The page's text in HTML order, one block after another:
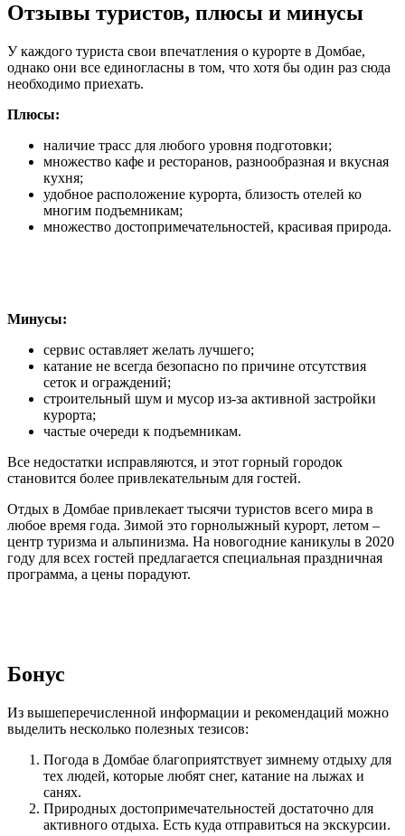
Отзывы туристов, плюсы и минусы
У каждого туриста свои впечатления о курорте в Домбае,
однако они все единогласны в том, что хотя бы один раз сюда
необходимо приехать.
Плюсы:
наличие трасс для любого уровня подготовки;
множество кафе и ресторанов, разнообразная и вкусная
кухня;
удобное расположение курорта, близость отелей ко
многим подъемникам;
множество достопримечательностей, красивая природа.
Минусы:
сервис оставляет желать лучшего;
катание не всегда безопасно по причине отсутствия
сеток и ограждений;
строительный шум и мусор из-за активной застройки
курорта;
частые очереди к подъемникам.
Все недостатки исправляются, и этот горный городок
становится более привлекательным для гостей.
Отдых в Домбае привлекает тысячи туристов всего мира в
любое время года. Зимой это горнолыжный курорт, летом –
центр туризма и альпинизма. На новогодние каникулы в 2020
году для всех гостей предлагается специальная праздничная
программа, а цены порадуют.
Бонус
Из вышеперечисленной информации и рекомендаций можно
выделить несколько полезных тезисов:
Погода в Домбае благоприятствует зимнему отдыху для
тех людей, которые любят снег, катание на лыжах и
санях.
Природных достопримечательностей достаточно для
активного отдыха. Есть куда отправиться на экскурсии.